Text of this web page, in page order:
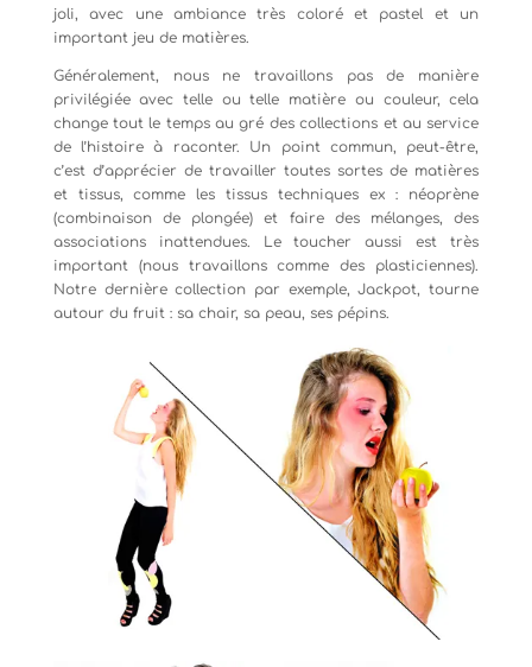
joli, avec une ambiance très coloré et pastel et un
important jeu de matières.
Généralement, nous ne travaillons pas de manière
privilégiée avec telle ou telle matière ou couleur, cela
change tout le temps au gré des collections et au service
de l’histoire à raconter. Un point commun, peut-être,
c’est d’apprécier de travailler toutes sortes de matières
et tissus, comme les tissus techniques ex : néoprène
(combinaison de plongée) et faire des mélanges, des
associations inattendues. Le toucher aussi est très
important (nous travaillons comme des plasticiennes).
Notre dernière collection par exemple, Jackpot, tourne
autour du fruit : sa chair, sa peau, ses pépins.